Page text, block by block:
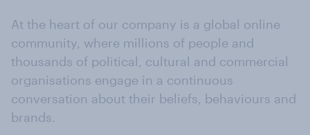
At the heart of our company is a global online
community, where millions of people and
thousands of political, cultural and commercial
organisations engage in a continuous
conversation about their beliefs, behaviours and
brands.